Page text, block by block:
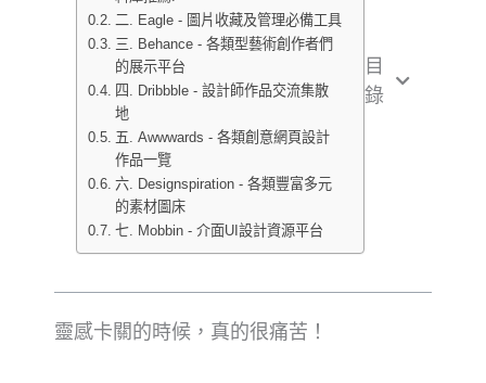
二. Eagle - 圖片收藏及管理必備工具
三. Behance - 各類型藝術創作者們
的展示平台
四. Dribbble - 設計師作品交流集散
地
五. Awwwards - 各類創意網頁設計
作品一覽
六. Designspiration - 各類豐富多元
的素材圖床
七. Mobbin - 介面UI設計資源平台
目
錄
靈感卡關的時候，真的很痛苦！